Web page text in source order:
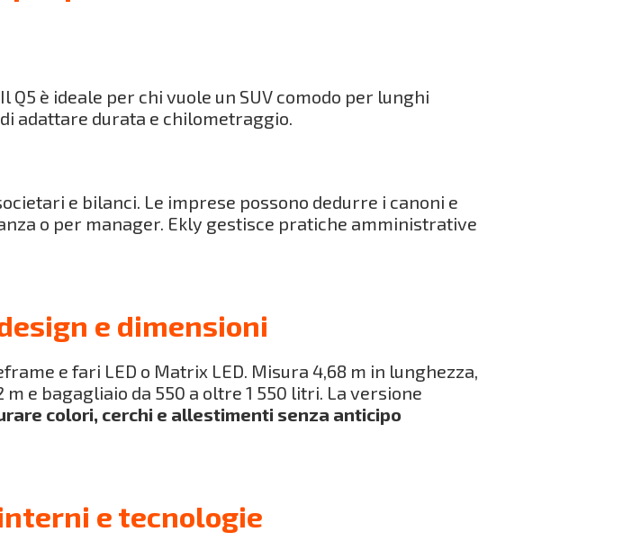
è ideale per chi vuole un SUV comodo per lunghi
adattare durata e chilometraggio.
e bilanci. Le imprese possono dedurre i canoni e
o per manager. Ekly gestisce pratiche amministrative
e dimensioni
e fari LED o Matrix LED. Misura 4,68 m in lunghezza,
m e bagagliaio da 550 a oltre 1 550 litri. La versione
colori, cerchi e allestimenti senza anticipo
e tecnologie